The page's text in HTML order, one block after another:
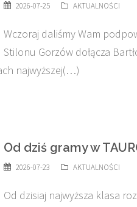
2026-07-25 AKTUALNOŚCI
Wczoraj daliśmy Wam
Stilonu Gorzów dołącza
najwyższej(…)
Od dziś gramy w
2026-07-23 AKTUALNOŚCI
Od dzisiaj najwyższa klasa